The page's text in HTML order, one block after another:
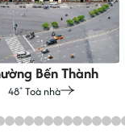
Bến Thành
48+Toà nhà